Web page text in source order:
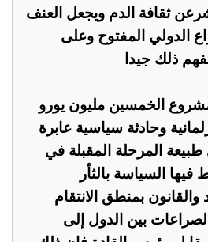
ثقافة الدم ويجعل العنف
الدولي المفتوح وعلى
ذلك جيدا
الخمسين مليون يورو
وحادثة سياسية عابرة
المرحلة المقبلة في
السياسة بالثأر
والقانون بمنطق الانتقام
بين الدول إلى